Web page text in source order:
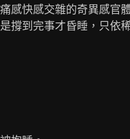
感快感交雜的奇異感官
撐到完事才昏睡，只依